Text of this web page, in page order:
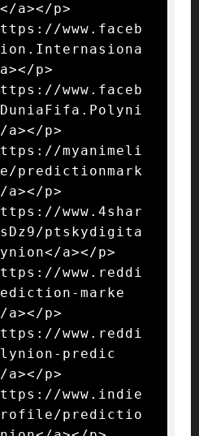
a></p>
www.faceb
p>
www.faceb
a></p>
myanimeli
p>
www.4shar
ptskydigita
a></p>
www.reddi
marke
p>
www.reddi
predic
p>
www.indie
profile/predictio